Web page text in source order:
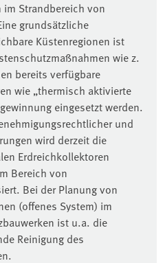
Strandbereich von
grundsätzliche
Küstenregionen ist
wie z.
bereits verfügbare
wie „thermisch aktivierte
eingesetzt werden.
und
wird derzeit die
Erdreichkollektoren
Bereich von
Bei der Planung von
(offenes System) im
ist u.a. die
Reinigung des